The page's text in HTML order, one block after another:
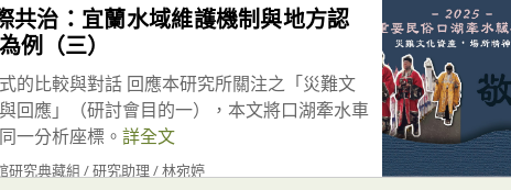
共治：宜蘭水域維護機制與地方認
例（三）
的比較與對話 回應本研究所關注之「災難文
回應」（研討會目的一），本文將口湖牽水車
一分析座標。 詳全文
研究典藏組 / 研究助理 / 林宛婷